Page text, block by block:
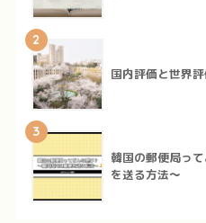
2
国内評価と世界
3
韓国の郵便局っ
を送る方法～